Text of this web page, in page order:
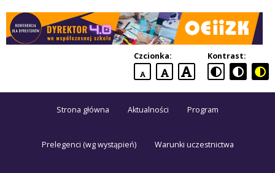
Dyrektor
Czcionka:
domyślnawiększa
czcionka
największa
Kontrast:
Strona główna Aktualności Program
Prelegenci (wg wystąpień) Warunki uczestnictwa